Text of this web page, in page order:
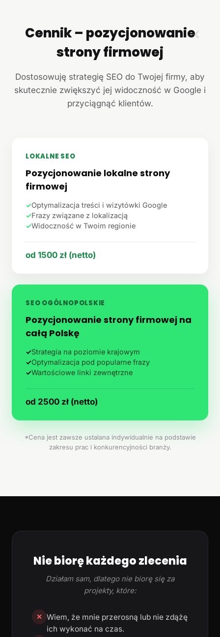
✕
Cennik – pozycjonowanie
strony firmowej
Dostosowuję strategię SEO do Twojej firmy, aby
skutecznie zwiększyć jej widoczność w Google i
przyciągnąć klientów.
LOKALNE SEO
Pozycjonowanie lokalne strony
firmowej
✓Optymalizacja treści i wizytówki Google
✓Frazy związane z lokalizacją
✓Widoczność w Twoim regionie
od 1500 zł (netto)
SEO OGÓLNOPOLSKIE
Pozycjonowanie strony firmowej na
całą Polskę
✓Strategia na poziomie krajowym
✓Optymalizacja pod popularne frazy
✓Wartościowe linki zewnętrzne
od 2500 zł (netto)
*Cena jest zawsze ustalana indywidualnie na podstawie
zakresu prac i konkurencyjności branży.
Nie biorę każdego zlecenia
Działam sam, dlatego nie biorę się za
projekty, które:
✕ Wiem, że mnie przerosną lub nie zdążę
ich wykonać na czas.